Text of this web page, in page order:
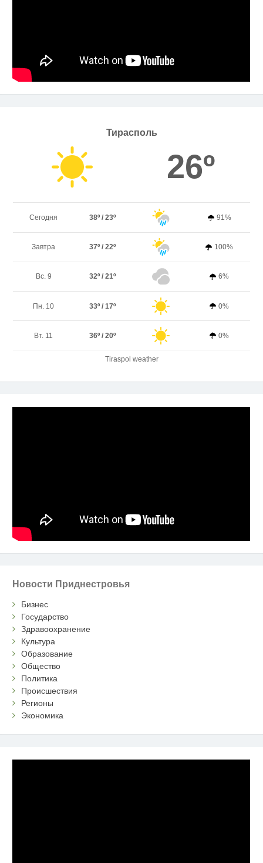
Тирасполь
26º
Сегодня 38º / 23º 91%
Завтра 37º / 22º 100%
Вс. 9 32º / 21º 6%
Пн. 10 33º / 17º 0%
Вт. 11 36º / 20º 0%
Tiraspol weather
Новости Приднестровья
Бизнес
Государство
Здравоохранение
Культура
Образование
Общество
Политика
Происшествия
Регионы
Экономика